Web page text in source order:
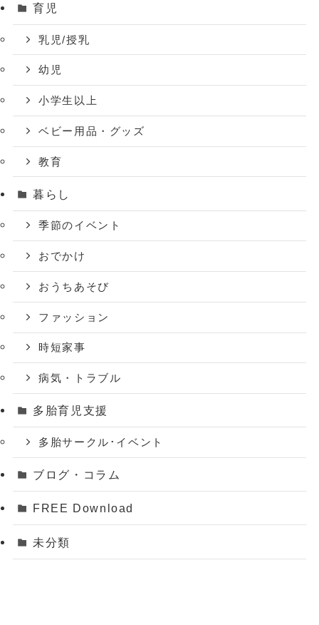
育児
乳児/授乳
幼児
小学生以上
ベビー用品・グッズ
教育
暮らし
季節のイベント
おでかけ
おうちあそび
ファッション
時短家事
病気・トラブル
多胎育児支援
多胎サークル･イベント
ブログ・コラム
FREE Download
未分類